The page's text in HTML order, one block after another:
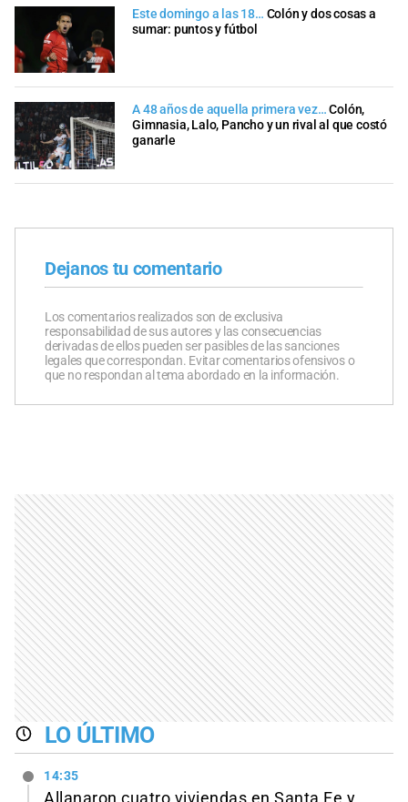
Este domingo a las 18… Colón y dos cosas a
sumar: puntos y fútbol
A 48 años de aquella primera vez… Colón,
Gimnasia, Lalo, Pancho y un rival al que costó
ganarle
Dejanos tu comentario
Los comentarios realizados son de exclusiva
responsabilidad de sus autores y las consecuencias
derivadas de ellos pueden ser pasibles de las sanciones
legales que correspondan. Evitar comentarios ofensivos o
que no respondan al tema abordado en la información.
LO ÚLTIMO
14:35
Allanaron cuatro viviendas en Santa Fe y